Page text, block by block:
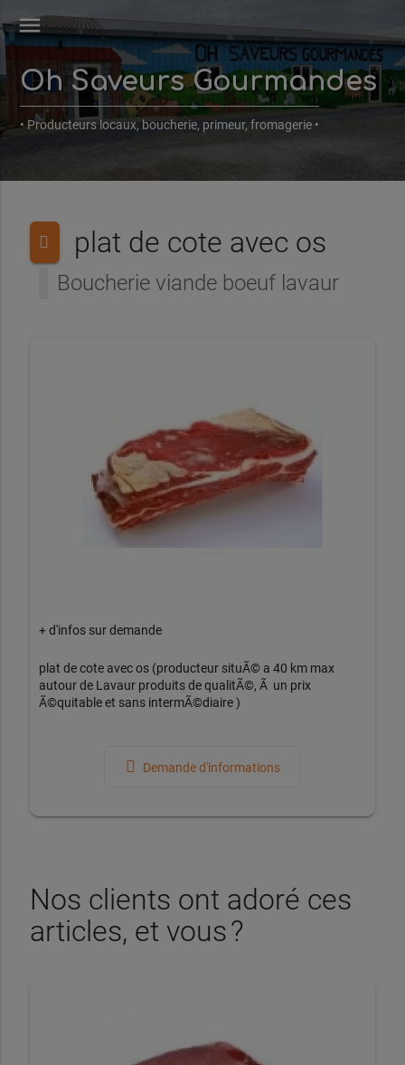
menu
Oh Saveurs Gourmandes
• Producteurs locaux, boucherie, primeur, fromagerie •
plat de cote avec os
Boucherie viande boeuf lavaur
+ d'infos sur demande
plat de cote avec os (producteur situÃ© a 40 km max
autour de Lavaur produits de qualitÃ©, Ã un prix
Ã©quitable et sans intermÃ©diaire )
Demande d'informations
Nos clients ont adoré ces
articles, et vous ?